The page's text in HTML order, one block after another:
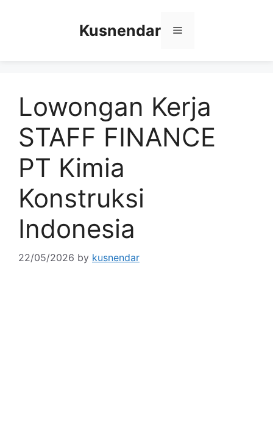
Kusnendar Menu
Lowongan Kerja
STAFF FINANCE
PT Kimia
Konstruksi
Indonesia
22/05/2026 by kusnendar